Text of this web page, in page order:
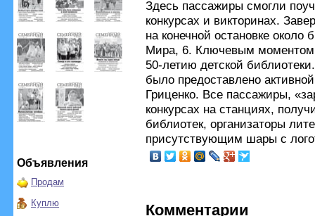
Объявления
Продам
Куплю
Здесь пассажиры смогли
конкурсах и викторинах.
на конечной остановке
Мира, 6. Ключевым моментом
50-летию детской
было предоставлено
Гриценко. Все пассажиры,
конкурсах на станциях,
библиотек, организаторы
присутствующим шары с
Комментарии